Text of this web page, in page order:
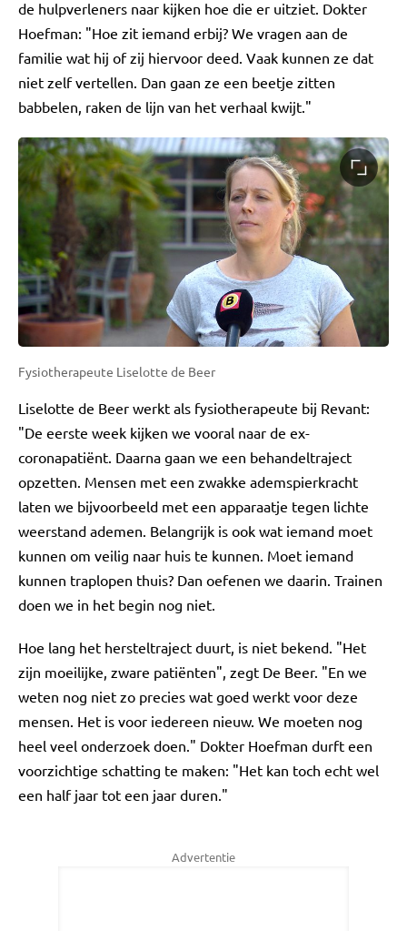
de hulpverleners naar kijken hoe die er uitziet. Dokter
Hoefman: "Hoe zit iemand erbij? We vragen aan de
familie wat hij of zij hiervoor deed. Vaak kunnen ze dat
niet zelf vertellen. Dan gaan ze een beetje zitten
babbelen, raken de lijn van het verhaal kwijt."
Fysiotherapeute Liselotte de Beer
Liselotte de Beer werkt als fysiotherapeute bij Revant:
"De eerste week kijken we vooral naar de ex-
coronapatiënt. Daarna gaan we een behandeltraject
opzetten. Mensen met een zwakke ademspierkracht
laten we bijvoorbeeld met een apparaatje tegen lichte
weerstand ademen. Belangrijk is ook wat iemand moet
kunnen om veilig naar huis te kunnen. Moet iemand
kunnen traplopen thuis? Dan oefenen we daarin. Trainen
doen we in het begin nog niet.
Hoe lang het hersteltraject duurt, is niet bekend. "Het
zijn moeilijke, zware patiënten", zegt De Beer. "En we
weten nog niet zo precies wat goed werkt voor deze
mensen. Het is voor iedereen nieuw. We moeten nog
heel veel onderzoek doen." Dokter Hoefman durft een
voorzichtige schatting te maken: "Het kan toch echt wel
een half jaar tot een jaar duren."
Advertentie